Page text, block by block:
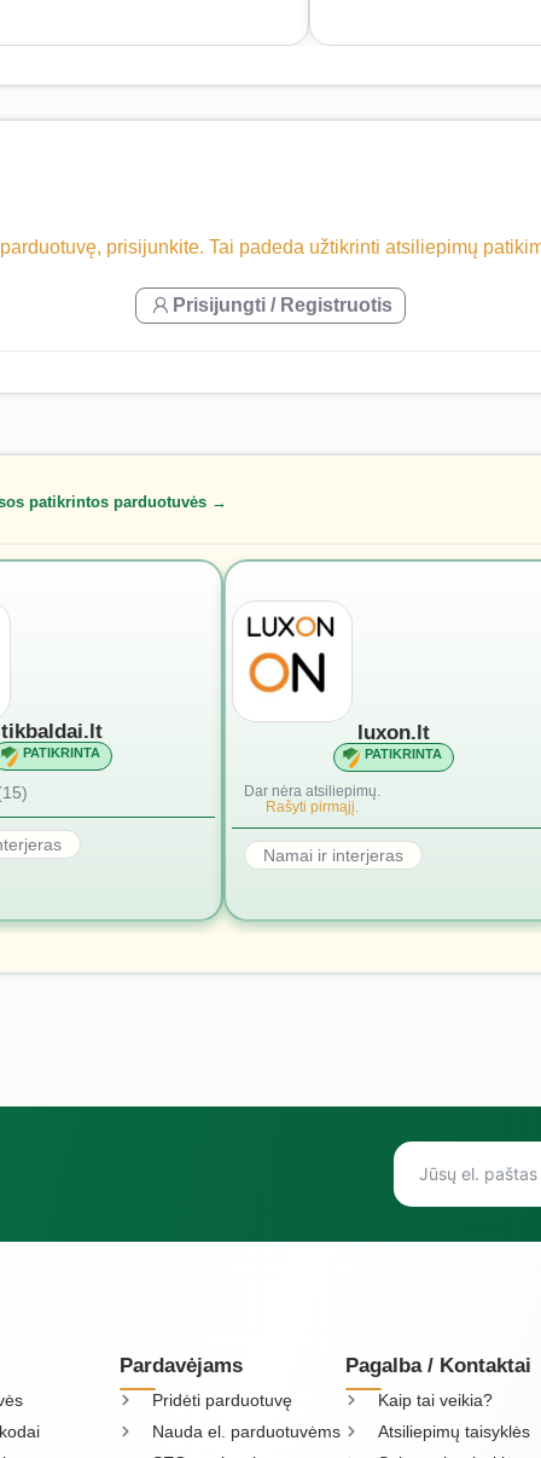
prisijunkite. Tai padeda užtikrinti atsiliepimų
Prisijungti / Registruotis
patikrintos parduotuvės →
tikbaldai.lt
PATIKRINTA
luxon.lt
PATIKRINTA
Dar nėra atsiliepimų.
Rašyti pirmąjį.
Namai ir interjeras
Pardavėjams
Pridėti parduotuvę
Nauda el. parduotuvėms
Pagalba / Kontaktai
Kaip tai veikia?
Atsiliepimų taisyklės